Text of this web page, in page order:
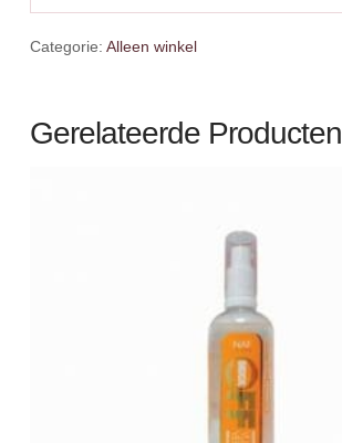
Categorie: Alleen winkel
Gerelateerde Producten